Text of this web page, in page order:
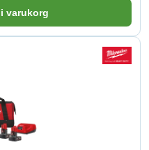
varukorg